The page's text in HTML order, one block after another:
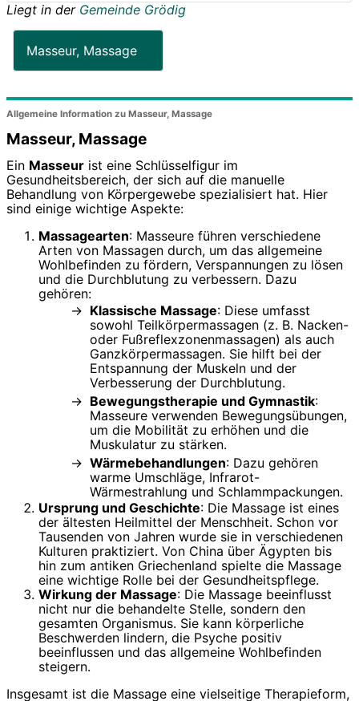
Liegt in der Gemeinde Grödig
Masseur, Massage
Allgemeine Information zu Masseur, Massage
Masseur, Massage
Ein Masseur ist eine Schlüsselfigur im
Gesundheitsbereich, der sich auf die manuelle
Behandlung von Körpergewebe spezialisiert hat. Hier
sind einige wichtige Aspekte:
Massagearten: Masseure führen verschiedene
Arten von Massagen durch, um das allgemeine
Wohlbefinden zu fördern, Verspannungen zu lösen
und die Durchblutung zu verbessern. Dazu
gehören:
Klassische Massage: Diese umfasst
sowohl Teilkörpermassagen (z. B. Nacken-
oder Fußreflexzonenmassagen) als auch
Ganzkörpermassagen. Sie hilft bei der
Entspannung der Muskeln und der
Verbesserung der Durchblutung.
Bewegungstherapie und Gymnastik:
Masseure verwenden Bewegungsübungen,
um die Mobilität zu erhöhen und die
Muskulatur zu stärken.
Wärmebehandlungen: Dazu gehören
warme Umschläge, Infrarot-
Wärmestrahlung und Schlammpackungen.
Ursprung und Geschichte: Die Massage ist eines
der ältesten Heilmittel der Menschheit. Schon vor
Tausenden von Jahren wurde sie in verschiedenen
Kulturen praktiziert. Von China über Ägypten bis
hin zum antiken Griechenland spielte die Massage
eine wichtige Rolle bei der Gesundheitspflege.
Wirkung der Massage: Die Massage beeinflusst
nicht nur die behandelte Stelle, sondern den
gesamten Organismus. Sie kann körperliche
Beschwerden lindern, die Psyche positiv
beeinflussen und das allgemeine Wohlbefinden
steigern.
Insgesamt ist die Massage eine vielseitige Therapieform,